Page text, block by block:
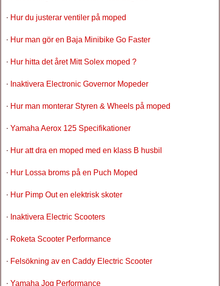
· Hur du justerar ventiler på moped
· Hur man gör en Baja Minibike Go Faster
· Hur hitta det året Mitt Solex moped ?
· Inaktivera Electronic Governor Mopeder
· Hur man monterar Styren & Wheels på moped
· Yamaha Aerox 125 Specifikationer
· Hur att dra en moped med en klass B husbil
· Hur Lossa broms på en Puch Moped
· Hur Pimp Out en elektrisk skoter
· Inaktivera Electric Scooters
· Roketa Scooter Performance
· Felsökning av en Caddy Electric Scooter
· Yamaha Jog Performance